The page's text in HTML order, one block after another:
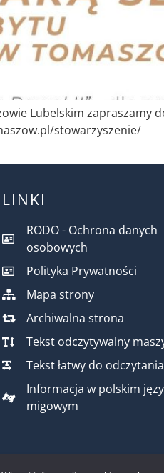
Lubelskim zapraszamy
stowarzyszenie/
LINKI
RODO - Ochrona danych
osobowych
Polityka Prywatności
Mapa strony
Archiwalna strona
Tekst odczytywalny
Tekst łatwy do odczytania
Informacja w polskim
migowym